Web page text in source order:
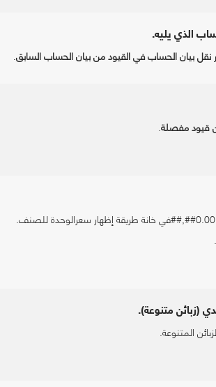
الذي يليه.
نقل بيان الحساب في القيود من بيان الحساب السابق.
قيود مفصلة.
##,##0.00في خانة طريقة إظهار سعرالوحدة للصنف.
(زبائن متنوعة).
المتنوعة.